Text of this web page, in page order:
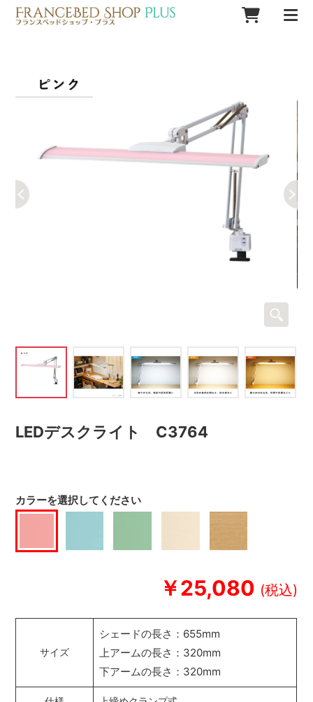
LEDデスクライト C3764
￥25,080
カラーを選択してください
サイズ
シェードの長さ：655mm
上アームの長さ：320mm
下アームの長さ：320mm